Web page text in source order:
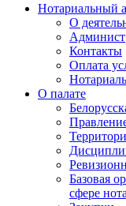
Нотариальный
О
Контакты
Оплата
О палате
Базовая
сфере